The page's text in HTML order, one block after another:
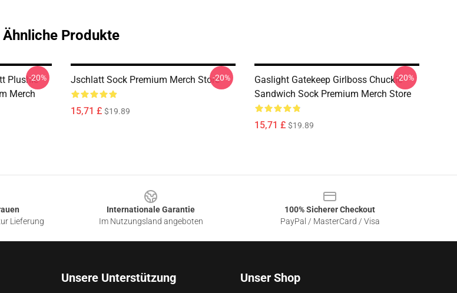
Ähnliche Produkte
Plushie
Merch
-20% Jschlatt Sock Premium Merch Store
15,71 £ $19.89
-20%
Gaslight Gatekeep Girlboss Chuckle
Sandwich Sock Premium Merch Store
15,71 £ $19.89
-20%
Lieferung
Internationale Garantie
Im Nutzungsland angeboten
100% Sicherer Checkout
PayPal / MasterCard / Visa
Unsere Unterstützung Unser Shop